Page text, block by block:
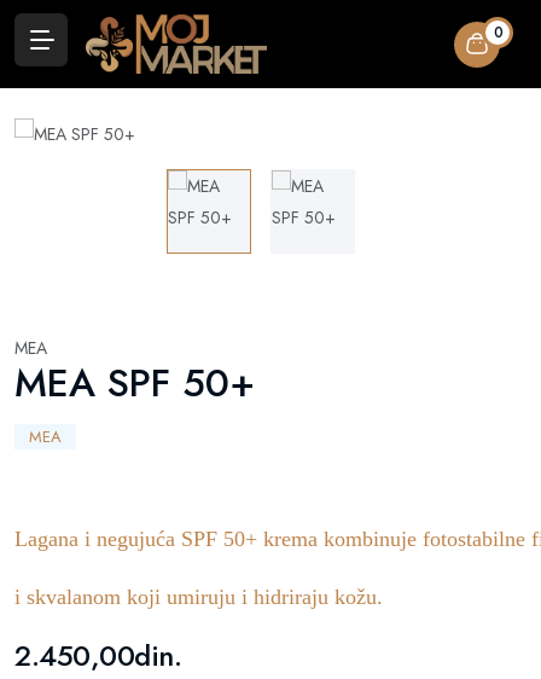
0
MEA
MEA SPF 50+
MEA
Lagana i negujuća SPF 50+ krema kombinuje
i skvalanom koji umiruju i hidriraju kožu.
2.450,00din.